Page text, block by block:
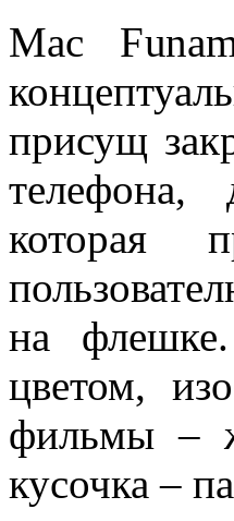
Mac
присущ
телефона,
которая
на
цветом,
фильмы –
кусочка –